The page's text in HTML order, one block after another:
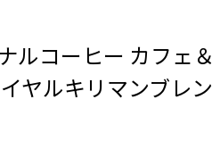
ルコーヒー カフェ＆
ヤルキリマンブレン